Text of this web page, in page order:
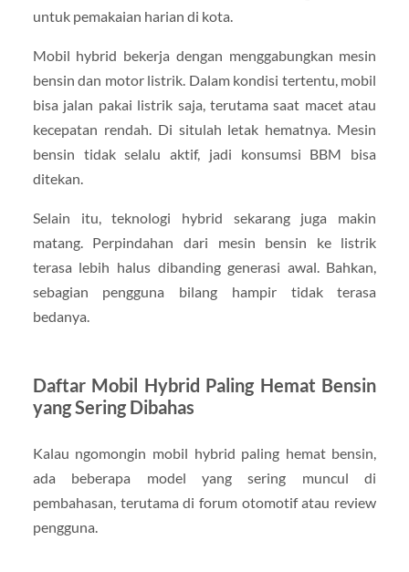
untuk pemakaian harian di kota.
Mobil hybrid bekerja dengan menggabungkan mesin
bensin dan motor listrik. Dalam kondisi tertentu, mobil
bisa jalan pakai listrik saja, terutama saat macet atau
kecepatan rendah. Di situlah letak hematnya. Mesin
bensin tidak selalu aktif, jadi konsumsi BBM bisa
ditekan.
Selain itu, teknologi hybrid sekarang juga makin
matang. Perpindahan dari mesin bensin ke listrik
terasa lebih halus dibanding generasi awal. Bahkan,
sebagian pengguna bilang hampir tidak terasa
bedanya.
Daftar Mobil Hybrid Paling Hemat Bensin
yang Sering Dibahas
Kalau ngomongin mobil hybrid paling hemat bensin,
ada beberapa model yang sering muncul di
pembahasan, terutama di forum otomotif atau review
pengguna.